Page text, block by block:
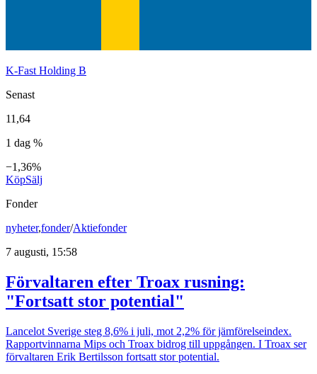
K-Fast Holding B
Senast
11,64
1 dag %
−1,36%
KöpSälj
Fonder
nyheter,fonder/Aktiefonder
7 augusti, 15:58
Förvaltaren efter Troax rusning:
"Fortsatt stor potential"
Lancelot Sverige steg 8,6% i juli, mot 2,2% för jämförelseindex.
Rapportvinnarna Mips och Troax bidrog till uppgången. I Troax ser
förvaltaren Erik Bertilsson fortsatt stor potential.